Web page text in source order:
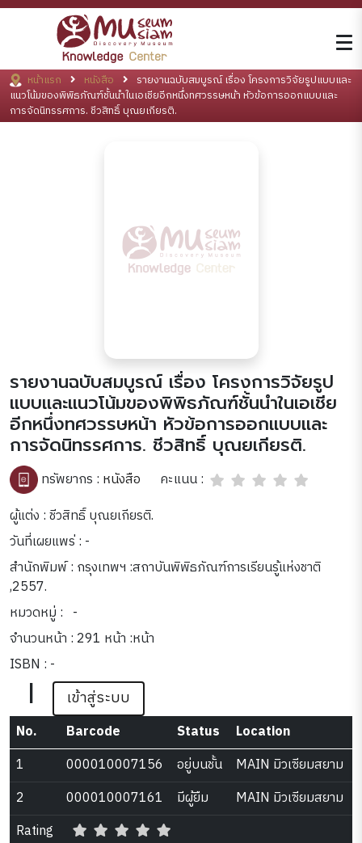
หน้าแรก หนังสือ
รายงานฉบับสมบูรณ์ เรื่อง โครงการวิจัยรูปแบบและ
แนวโน้มของพิพิธภัณฑ์ชั้นนำในเอเชียอีกหนึ่งทศวรรษหน้า หัวข้อการออกแบบและ
การจัดนิทรรศการ. ชีวสิทธิ์ บุณยเกียรติ.
รายงานฉบับสมบูรณ์ เรื่อง โครงการวิจัยรูป
แบบและแนวโน้มของพิพิธภัณฑ์ชั้นนำในเอเชีย
อีกหนึ่งทศวรรษหน้า หัวข้อการออกแบบและ
การจัดนิทรรศการ. ชีวสิทธิ์ บุณยเกียรติ.
ทรัพยากร : หนังสือ
คะแนน :
ผู้แต่ง : ชีวสิทธิ์ บุณยเกียรติ.
วันที่เผยแพร่ : -
สำนักพิมพ์ : กรุงเทพฯ :สถาบันพิพิธภัณฑ์การเรียนรู้แห่งชาติ
,2557.
หมวดหมู่ : -
จำนวนหน้า : 291 หน้า :หน้า
ISBN : -
| เข้าสู่ระบบ
No. Barcode Status
Location
1
000010007156 อยู่บนชั้น
MAIN มิวเซียมสยาม
2
000010007161 มีผู้ยืม
MAIN มิวเซียมสยาม
Rating